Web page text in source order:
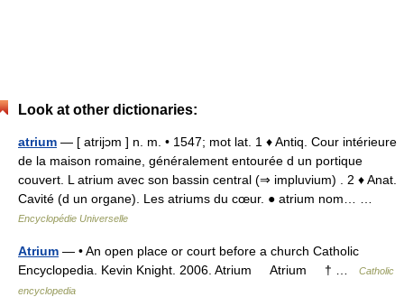
Look at other dictionaries:
atrium — [ atrijɔm ] n. m. • 1547; mot lat. 1 ♦ Antiq. Cour intérieure
de la maison romaine, généralement entourée d un portique
couvert. L atrium avec son bassin central (⇒ impluvium) . 2 ♦ Anat.
Cavité (d un organe). Les atriums du cœur. ● atrium nom… …
Encyclopédie Universelle
Atrium — • An open place or court before a church Catholic
Encyclopedia. Kevin Knight. 2006. Atrium Atrium † …
Catholic
encyclopedia